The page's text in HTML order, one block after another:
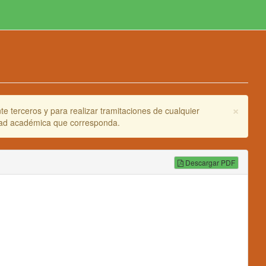
×
terceros y para realizar tramitaciones de cualquier
académica que corresponda.
Descargar PDF